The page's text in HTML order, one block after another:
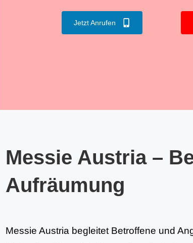
Jetzt Anrufen
Messie Austria –
Aufräumung
Messie Austria begleitet Betroffene und